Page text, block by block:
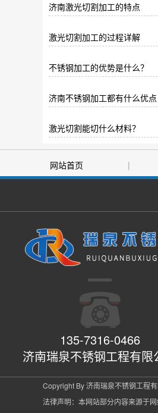
济南激光切割加工的特点
激光切割加工的过程详解
不锈钢加工的优势是什么？
济南​不锈钢加工都有什么优点
​激光切割能切什么材料？
网站首页 |
135-7316-0466
济南瑞泉不锈钢工程有限
Copyright By 济南瑞泉不锈钢工程
法律声明：本网站部分内容来源于